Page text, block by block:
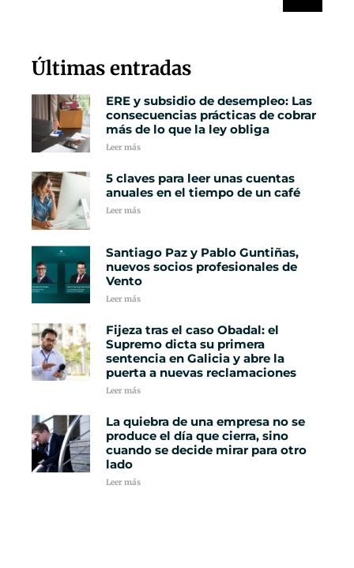
Últimas entradas
ERE y subsidio de desempleo: Las
consecuencias prácticas de cobrar
más de lo que la ley obliga
Leer más
5 claves para leer unas cuentas
anuales en el tiempo de un café
Leer más
Santiago Paz y Pablo Guntiñas,
nuevos socios profesionales de
Vento
Leer más
Fijeza tras el caso Obadal: el
Supremo dicta su primera
sentencia en Galicia y abre la
puerta a nuevas reclamaciones
Leer más
La quiebra de una empresa no se
produce el día que cierra, sino
cuando se decide mirar para otro
lado
Leer más